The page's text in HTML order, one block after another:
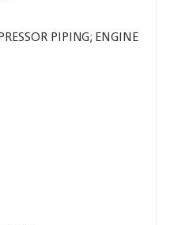
PIPING; ENGINE